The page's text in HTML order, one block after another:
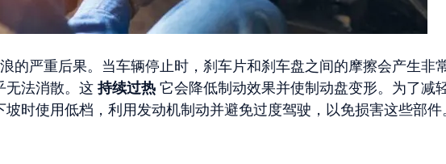
的严重后果。当车辆停止时，刹车片和刹车盘之间的摩擦会产生非
无法消散。这 持续过热 它会降低制动效果并使制动盘变形。为了减
时使用低档，利用发动机制动并避免过度驾驶，以免损害这些部件